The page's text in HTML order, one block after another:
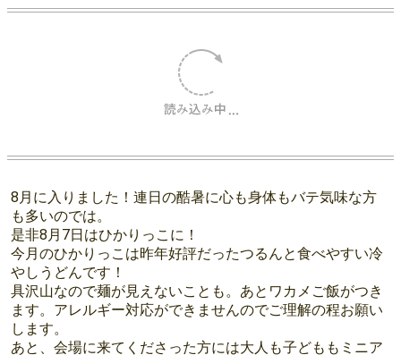
夏休みも終わり、みなさま通常の生活に戻っていることと
ひかりっこも通常モードになります。
メニューはミートボール、フライドポテト、お野菜、ご
飯、プチゼリーの予定です。
限定180食です。アレルギー対応はしていません。
1、お子さまだけの会場食(保護者が一緒の場合は該当しま
2、ご家庭でご事情のある方(ワンオペ、介護、妊婦、産
後、保護者の病気など)
お持ち帰り希望の方は保冷剤、エコバッグをご持参くださ
い。
15時から受付開始(先着順)
16時10分くらいからテイクアウトのお渡し開始
16時50分くらいからイートイン開始
18時半 クローズ👋